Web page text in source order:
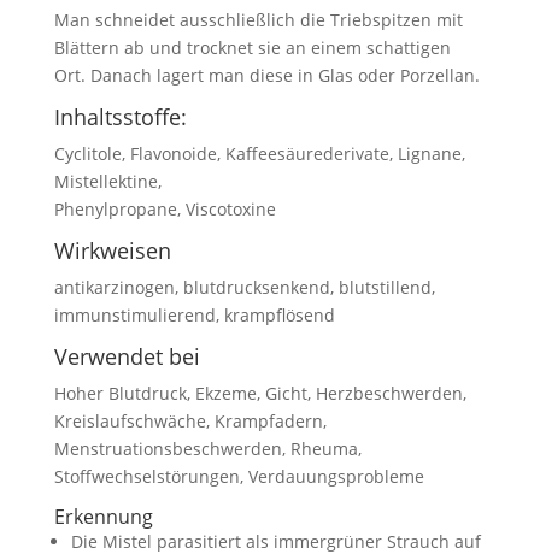
Man schneidet ausschließlich die Triebspitzen mit
Blättern ab und trocknet sie an einem schattigen
Ort. Danach lagert man diese in Glas oder Porzellan.
Inhaltsstoffe:
Cyclitole, Flavonoide, Kaffeesäurederivate, Lignane,
Mistellektine,
Phenylpropane, Viscotoxine
Wirkweisen
antikarzinogen, blutdrucksenkend, blutstillend,
immunstimulierend, krampflösend
Verwendet bei
Hoher Blutdruck, Ekzeme, Gicht, Herzbeschwerden,
Kreislaufschwäche, Krampfadern,
Menstruationsbeschwerden, Rheuma,
Stoffwechselstörungen, Verdauungsprobleme
Erkennung
Die Mistel parasitiert als immergrüner Strauch auf